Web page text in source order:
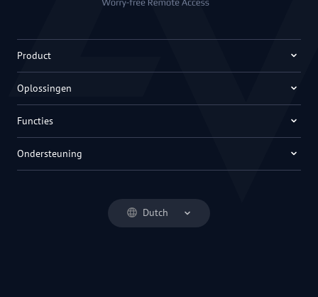
Dutch
Product
Oplossingen
Functies
Ondersteuning